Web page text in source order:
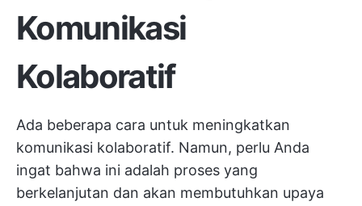
Komunikasi
Kolaboratif
Ada beberapa cara untuk meningkatkan
komunikasi kolaboratif. Namun, perlu Anda
ingat bahwa ini adalah proses yang
berkelanjutan dan akan membutuhkan upaya